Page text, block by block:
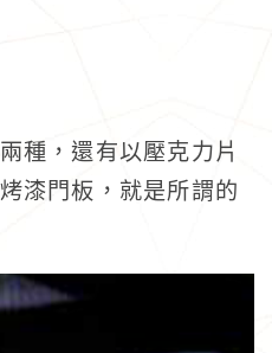
種，還有以壓克力片
漆門板，就是所謂的